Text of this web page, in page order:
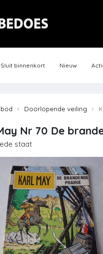
Sluit binnenkort Nieuw
Doorlopende veiling
Nr 70 De
staat